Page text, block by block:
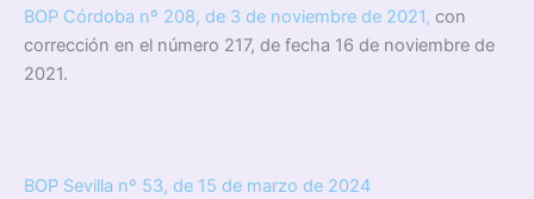
BOP Córdoba nº 208, de 3 de noviembre de 2021, con
corrección en el número 217, de fecha 16 de noviembre de
2021.
BOP Sevilla nº 53, de 15 de marzo de 2024